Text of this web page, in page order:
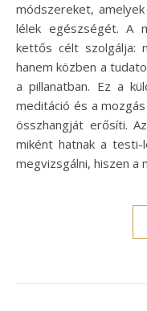
módszereket,
lélek egészségét. A
kettős célt szolgálja:
hanem közben a
a pillanatban. Ez a
meditáció és a
összhangját erősíti.
miként hatnak a testi-
megvizsgálni, hiszen a